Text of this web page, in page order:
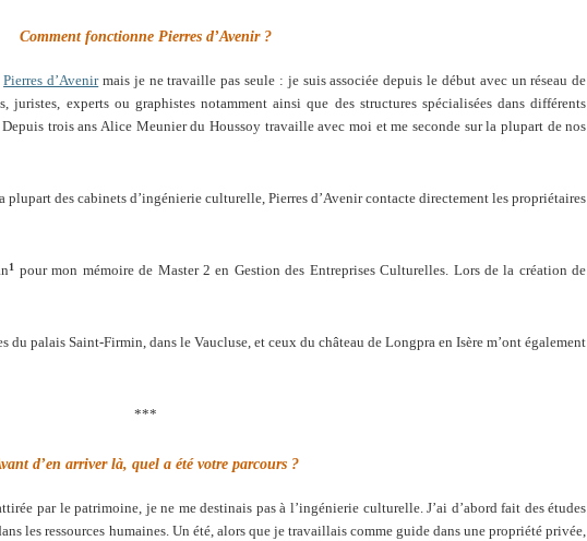
Comment fonctionne Pierres d’Avenir ?
Pierres d’Avenirmais je ne travaille pas seule : je suis associée depuis le début avec un réseau de
experts ou graphistes notamment ainsi que des structures spécialisées dans différents
trois ans Alice Meunier du Houssoy travaille avec moi et me seconde sur la plupart de nos
plupart des cabinets d’ingénierie culturelle, Pierres d’Avenir contacte directement les propriétaires
1 pour mon mémoire de Master 2 en Gestion des Entreprises Culturelles. Lors de la création de
du palais Saint-Firmin, dans le Vaucluse, et ceux du château de Longpra en Isère m’ont également
***
d’en arriver là, quel a été votre parcours ?
par le patrimoine, je ne me destinais pas à l’ingénierie culturelle. J’ai d’abord fait des études
les ressources humaines. Un été, alors que je travaillais comme guide dans une propriété privée,